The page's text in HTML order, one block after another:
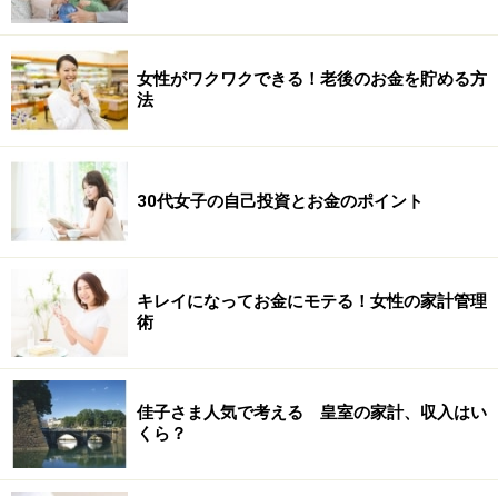
女性がワクワクできる！老後のお金を貯める方
法
30代女子の自己投資とお金のポイント
キレイになってお金にモテる！女性の家計管理
術
佳子さま人気で考える 皇室の家計、収入はい
くら？